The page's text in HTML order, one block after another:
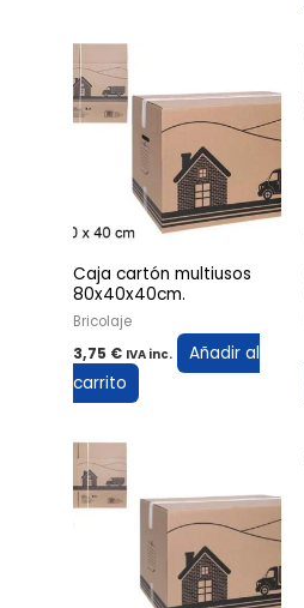
Caja cartón multiusos
80x40x40cm.
Bricolaje
3,75 € IVA inc.
Añadir al
carrito